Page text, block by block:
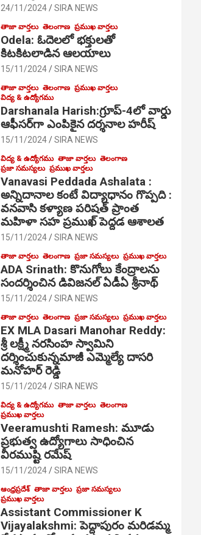
24/11/2024 SIRA NEWS
తాజా వార్తలు తెలంగాణ ప్రముఖ వార్తలు
Odela: ఓదెల‌లో భక్తులతో
కిటకిటలాడిన ఆల‌యాలు
15/11/2024 SIRA NEWS
తాజా వార్తలు తెలంగాణ ప్రముఖ వార్తలు
విద్య & ఉద్యోగము
Darshanala Harish:గ్రూప్-4లో వార్డు
ఆఫీసర్‌గా ఎంపికైన దర్శనాల హరీష్
15/11/2024 SIRA NEWS
విద్య & ఉద్యోగము తాజా వార్తలు తెలంగాణ
ప్రజా సమస్యలు ప్రముఖ వార్తలు
Vanavasi Peddada Ashalata :
అన్నిదానాల కంటే విద్యాధానం గొప్పది :
వనవాసి కళ్యాణ పరిషత్ ప్రాంత
మహిళా సహ ప్రముఖ్ పెద్దడ ఆశాలత
15/11/2024 SIRA NEWS
తాజా వార్తలు తెలంగాణ ప్రజా సమస్యలు ప్రముఖ వార్తలు
ADA Srinath: కొనుగోలు కేంద్రాల‌ను
సంద‌ర్శించిన డివిజనల్ ఏడీఏ శ్రీనాథ్
15/11/2024 SIRA NEWS
తాజా వార్తలు తెలంగాణ ప్రజా సమస్యలు ప్రముఖ వార్తలు
EX MLA Dasari Manohar Reddy:
శ్రీ లక్ష్మీ నరసింహ స్వామిని
దర్శించుకున్నమాజీ ఎమ్మెల్యే దాసరి
మనోహర్ రెడ్డి
15/11/2024 SIRA NEWS
విద్య & ఉద్యోగము తాజా వార్తలు తెలంగాణ
ప్రముఖ వార్తలు
Veeramushti Ramesh: మూడు
ప్రభుత్వ ఉద్యోగాలు సాధించిన
వీరముష్టి రమేష్
15/11/2024 SIRA NEWS
ఆంధ్రప్రదేశ్ తాజా వార్తలు ప్రజా సమస్యలు
ప్రముఖ వార్తలు
Assistant Commissioner K
Vijayalakshmi: పెద్దాపురం మరిడమ్మ